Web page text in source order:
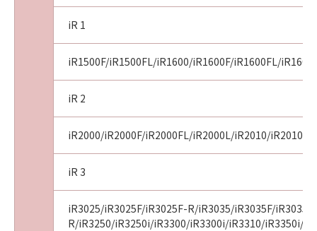
iR 1
iR1500F/iR1500FL/iR1600/iR1600F/iR1600FL/
iR 2
iR2000/iR2000F/iR2000FL/iR2000L/iR2010/
iR 3
iR3025/iR3025F/iR3025F-R/iR3035/iR3035F/
R/iR3250/iR3250i/iR3300/iR3300i/iR3310/iR3350i/